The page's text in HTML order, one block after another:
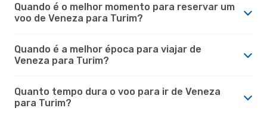
Quando é o melhor momento para reservar um
voo de Veneza para Turim?
Quando é a melhor época para viajar de
Veneza para Turim?
Quanto tempo dura o voo para ir de Veneza
para Turim?